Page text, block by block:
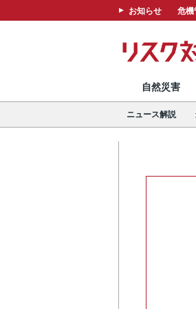
お知らせ 危機
自然災害
ニュース解説